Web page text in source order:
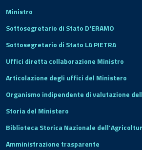
Ministro
Sottosegretario di Stato D'ERAMO
Sottosegretario di Stato LA PIETRA
Uffici diretta collaborazione Ministro
Articolazione degli uffici del Ministero
Organismo indipendente di valutazione
Storia del Ministero
Biblioteca Storica Nazionale
Amministrazione trasparente